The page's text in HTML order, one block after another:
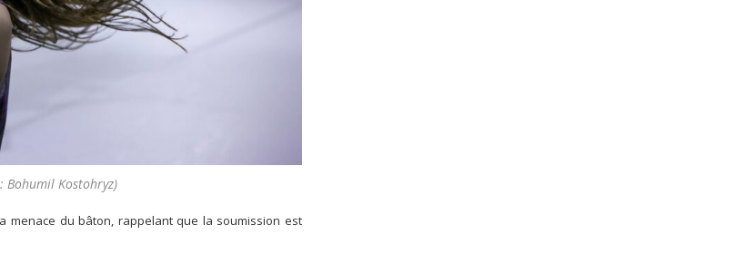
Bohumil Kostohryz)
menace du bâton, rappelant que la soumission est